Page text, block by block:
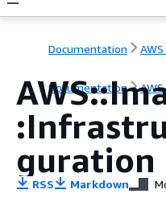
Documentation
Documentation
guration
RSS Markdown